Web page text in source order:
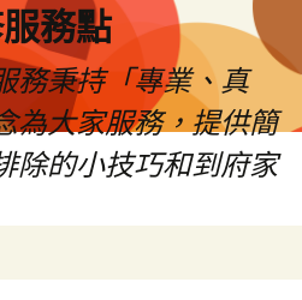
務點
務秉持「專業、真
為大家服務，提供簡
除的小技巧和到府家